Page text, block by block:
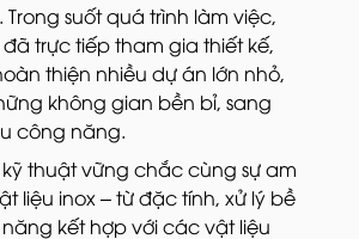
suốt quá trình làm việc,
đã trực tiếp tham gia thiết kế,
thiện nhiều dự án lớn nhỏ,
không gian bền bỉ, sang
công năng.
thuật vững chắc cùng sự am
liệu inox – từ đặc tính, xử lý bề
kết hợp với các vật liệu